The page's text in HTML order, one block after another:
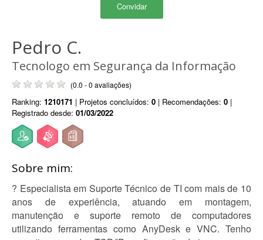
Convidar
Pedro C.
Tecnologo em Segurança da Informação
(0.0 - 0 avaliações)
Ranking: 1210171 | Projetos concluídos: 0 | Recomendações: 0 |
Registrado desde: 01/03/2022
Sobre mim:
? Especialista em Suporte Técnico de TI com mais de 10
anos de experiência, atuando em montagem,
manutenção e suporte remoto de computadores
utilizando ferramentas como AnyDesk e VNC. Tenho